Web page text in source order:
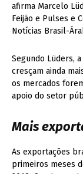
afirma Marcelo
Feijão e Pulses e
Notícias Brasil-
Segundo Lüders,
cresçam ainda
os mercados
apoio do setor
Mais
As exportações
primeiros meses